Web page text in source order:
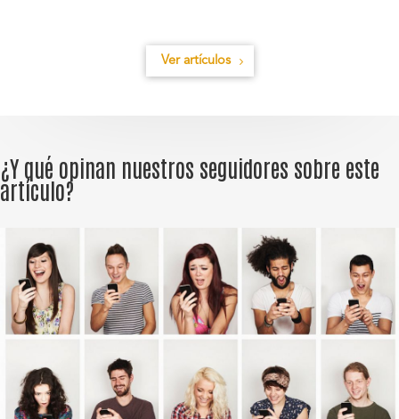
Ver artículos
¿Y qué opinan nuestros seguidores sobre este
artículo?